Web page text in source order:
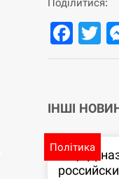
Поділитися:
ІНШІ
Політика
В ЦПД